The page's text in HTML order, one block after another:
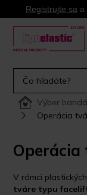
Registrujte sa a
Výber
Operácia
Operácia
V rámci
tváre typu